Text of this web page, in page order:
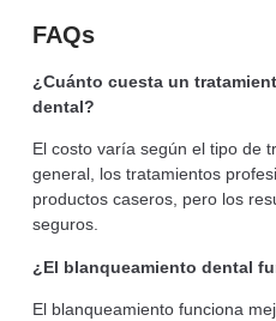
FAQs
¿Cuánto cuesta un
dental?
El costo varía según el tipo de
general, los tratamientos
productos caseros, pero los
seguros.
¿El blanqueamiento dental
El blanqueamiento funciona